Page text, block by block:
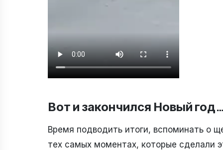
Вот и закончился Новый год…
Время подводить итоги, вспоминать о
тех самых моментах, которые сделали